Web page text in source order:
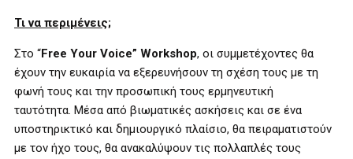
Τι να περιμένεις;
Στο “Free Your Voice” Workshop, οι συμμετέχοντες θα
έχουν την ευκαιρία να εξερευνήσουν τη σχέση τους με τη
φωνή τους και την προσωπική τους ερμηνευτική
ταυτότητα. Μέσα από βιωματικές ασκήσεις και σε ένα
υποστηρικτικό και δημιουργικό πλαίσιο, θα πειραματιστούν
με τον ήχο τους, θα ανακαλύψουν τις πολλαπλές τους